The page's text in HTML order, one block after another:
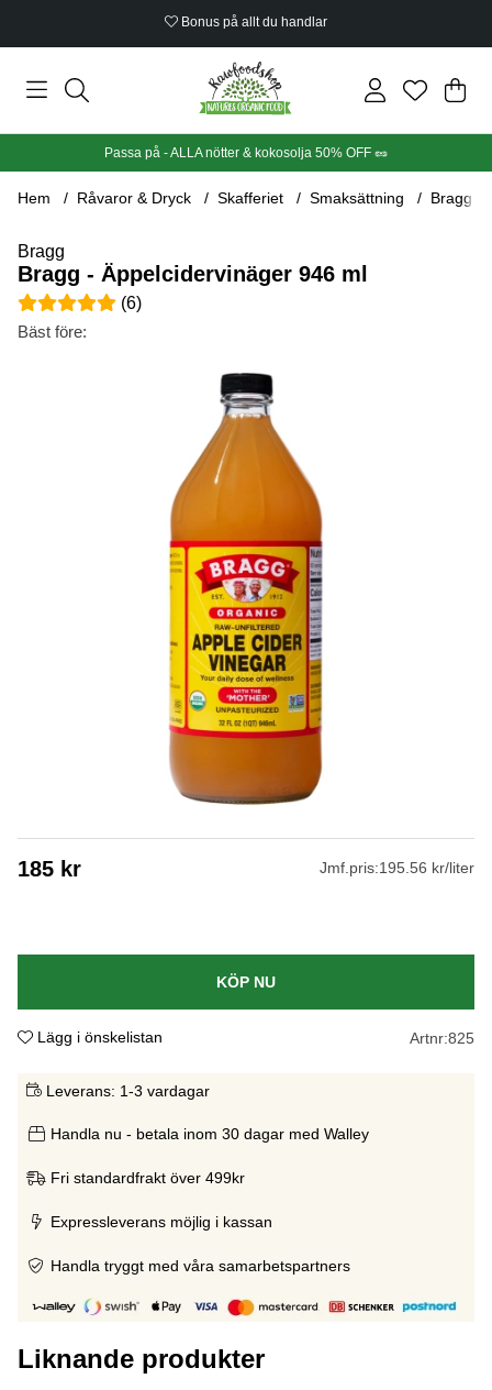
Bonus på allt du handlar
Din
.
Passa på - ALLA nötter & kokosolja 50% OFF 🥜
Hem Råvaror & Dryck Skafferiet Smaksättning Bragg -
Bragg
Bragg - Äppelcidervinäger 946 ml
Medelbetyg 5 av 5 Antal betyg 6
(6)
Bäst före:
Produktbilder Bragg - Äppelcidervinäger 946 ml
185 kr Jmf.pris:195.56 kr/liter
KÖP NU
Lägg i önskelistan Artnr:825
Leverans: 1-3 vardagar
Handla nu - betala inom 30 dagar med Walley
Fri standardfrakt över 499kr
Expressleverans möjlig i kassan
Handla tryggt med våra samarbetspartners
Liknande produkter